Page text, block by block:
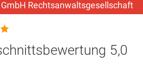
GmbH Rechtsanwaltsgesellschaft
5,0